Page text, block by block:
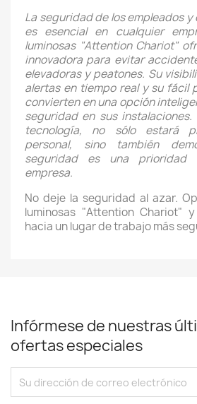
La seguridad de los empleados
es esencial en cualquier
luminosas "Attention Chariot"
innovadora para evitar
elevadoras y peatones. Su
alertas en tiempo real y su fácil
convierten en una opción
seguridad en sus
tecnología, no sólo estará
personal, sino también
seguridad es una prioridad
empresa.
No deje la seguridad al azar.
luminosas "Attention Chariot"
hacia un lugar de trabajo más
Infórmese de nuestras
ofertas especiales